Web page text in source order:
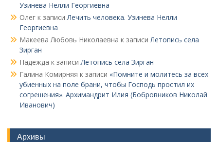
Узинева Нелли Георгиевна
Олег к записиЛечить человека. Узинева Нелли
Георгиевна
Макеева Любовь Николаевна к записиЛетопись села
Зирган
Надежда к записиЛетопись села Зирган
Галина Комирняя к записи «Помните и молитесь за всех
убиенных на поле брани, чтобы Господь простил их
согрешения». Архимандрит Илия (Бобровников Николай
Иванович)
Архивы